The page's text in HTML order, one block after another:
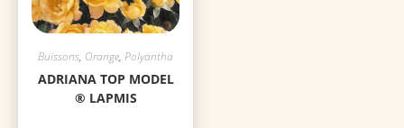
Buissons, Orange, Polyantha
ADRIANA TOP MODEL
® LAPMIS